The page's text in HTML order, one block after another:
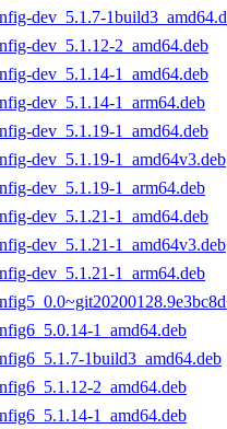
dev_5.1.7-
dev_5.1.12-2_amd64.deb
dev_5.1.14-1_amd64.deb
dev_5.1.14-1_arm64.deb
dev_5.1.19-1_amd64.deb
dev_5.1.19-1_amd64v3.deb
dev_5.1.19-1_arm64.deb
dev_5.1.21-1_amd64.deb
dev_5.1.21-1_amd64v3.deb
dev_5.1.21-1_arm64.deb
1_amd64.deb
1build3_amd64.deb
2_amd64.deb
1_amd64.deb